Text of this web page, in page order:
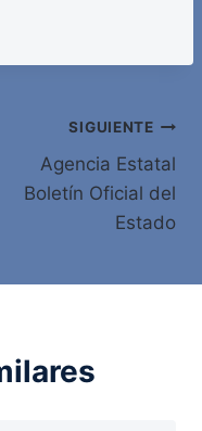
SIGUIENTE
Agencia Estatal
Boletín Oficial del
Estado